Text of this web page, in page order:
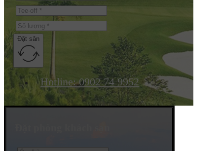
Đặt sân
Hotline: 0902 74 9952